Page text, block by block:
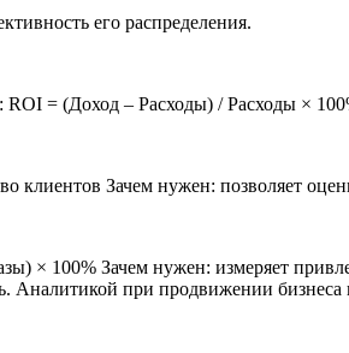
его распределения.
ROI = (Доход – Расходы) / Расходы ×
клиентов Зачем нужен: позволяет
× 100% Зачем нужен: измеряет
при продвижении бизнеса